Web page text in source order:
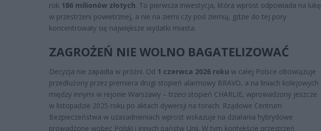
rok 186 milionów złotych. To pierwsza inwestycja, która wprost odpowiada na lukę
w przestrzeni powietrznej, a nie na ziemi czy pod ziemią, gdzie do tej pory
koncentrowały się największe wydatki miasta.
ZAGROŻEŃ NIE WOLNO BAGATELIZOWAĆ
Decyzja nie zapadła w próżni. Od 1 czerwca 2026 roku w całej Polsce obowiązuje
przedłużony przez premiera drugi stopień alarmowy BRAVO, a na liniach kolejowych
między innymi w rejonie Warszawy – trzeci stopień CHARLIE, wprowadzony jeszcze
w listopadzie 2025 roku po aktach dywersji na torach. Rządowe Centrum
Bezpieczeństwa w uzasadnieniach wprost wskazuje na działania hybrydowe
prowadzone wobec Polski i innych państw Unii. W tym kontekście przestrzeń